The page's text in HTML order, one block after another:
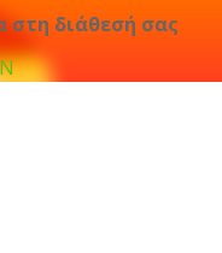
διάθεσή σας